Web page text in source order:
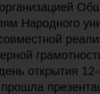
Народного
открытия 12-